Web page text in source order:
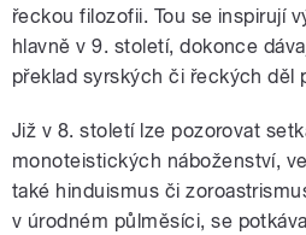
řeckou filozofii. Tou se inspirují
hlavně v 9. století, dokonce
překlad syrských či řeckých děl
Již v 8. století lze pozorovat
monoteistických náboženství,
také hinduismus či
v úrodném půlměsíci, se